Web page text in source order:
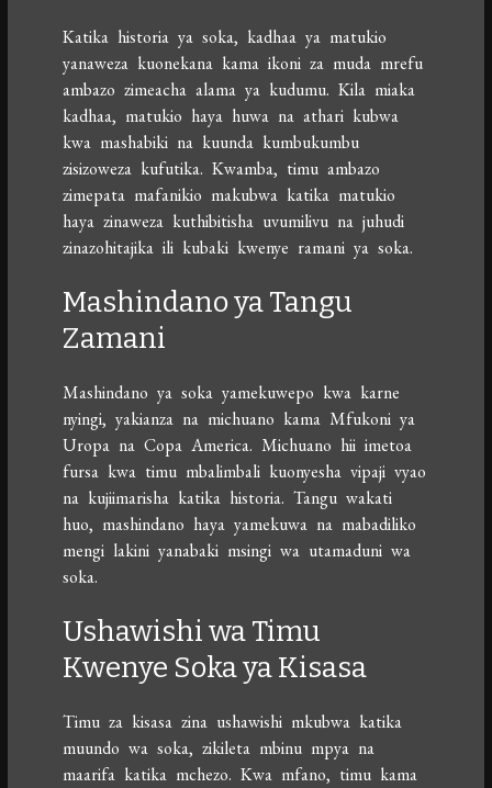
Katika historia ya soka, kadhaa ya matukio
yanaweza kuonekana kama ikoni za muda mrefu
ambazo zimeacha alama ya kudumu. Kila miaka
kadhaa, matukio haya huwa na athari kubwa
kwa mashabiki na kuunda kumbukumbu
zisizoweza kufutika. Kwamba, timu ambazo
zimepata mafanikio makubwa katika matukio
haya zinaweza kuthibitisha uvumilivu na juhudi
zinazohitajika ili kubaki kwenye ramani ya soka.
Mashindano ya Tangu
Zamani
Mashindano ya soka yamekuwepo kwa karne
nyingi, yakianza na michuano kama Mfukoni ya
Uropa na Copa America. Michuano hii imetoa
fursa kwa timu mbalimbali kuonyesha vipaji vyao
na kujiimarisha katika historia. Tangu wakati
huo, mashindano haya yamekuwa na mabadiliko
mengi lakini yanabaki msingi wa utamaduni wa
soka.
Ushawishi wa Timu
Kwenye Soka ya Kisasa
Timu za kisasa zina ushawishi mkubwa katika
muundo wa soka, zikileta mbinu mpya na
maarifa katika mchezo. Kwa mfano, timu kama